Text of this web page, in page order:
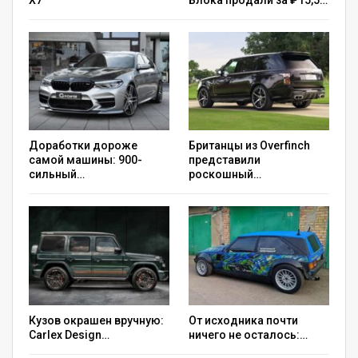
На фото: двигатель Land Rover Series I 80 Soft Top
Группой опытных реставраторов будет собрано
Доработки дороже
самой машины: 900-
сильный…
Британцы из Overfinch
представили
роскошный…
Кузов окрашен вручную:
Carlex Design…
От исходника почти
ничего не осталось:…